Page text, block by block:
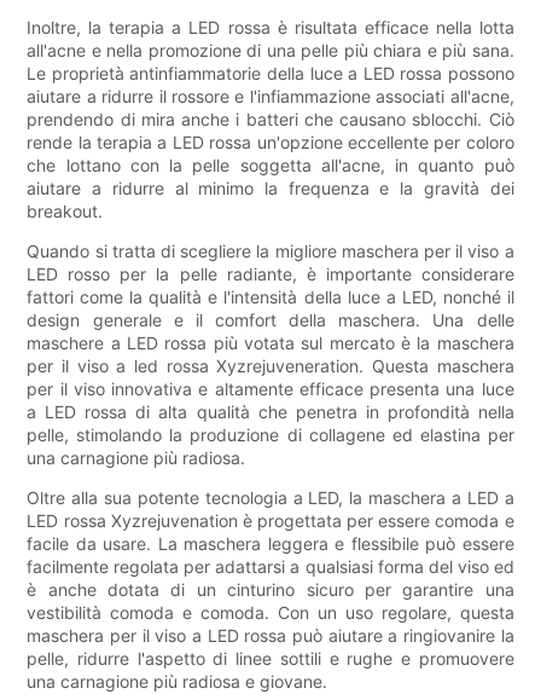
Inoltre, la terapia a LED rossa è risultata efficace nella lotta
all'acne e nella promozione di una pelle più chiara e più sana.
Le proprietà antinfiammatorie della luce a LED rossa possono
aiutare a ridurre il rossore e l'infiammazione associati all'acne,
prendendo di mira anche i batteri che causano sblocchi. Ciò
rende la terapia a LED rossa un'opzione eccellente per coloro
che lottano con la pelle soggetta all'acne, in quanto può
aiutare a ridurre al minimo la frequenza e la gravità dei
breakout.
Quando si tratta di scegliere la migliore maschera per il viso a
LED rosso per la pelle radiante, è importante considerare
fattori come la qualità e l'intensità della luce a LED, nonché il
design generale e il comfort della maschera. Una delle
maschere a LED rossa più votata sul mercato è la maschera
per il viso a led rossa Xyzrejuveneration. Questa maschera
per il viso innovativa e altamente efficace presenta una luce
a LED rossa di alta qualità che penetra in profondità nella
pelle, stimolando la produzione di collagene ed elastina per
una carnagione più radiosa.
Oltre alla sua potente tecnologia a LED, la maschera a LED a
LED rossa Xyzrejuvenation è progettata per essere comoda e
facile da usare. La maschera leggera e flessibile può essere
facilmente regolata per adattarsi a qualsiasi forma del viso ed
è anche dotata di un cinturino sicuro per garantire una
vestibilità comoda e comoda. Con un uso regolare, questa
maschera per il viso a LED rossa può aiutare a ringiovanire la
pelle, ridurre l'aspetto di linee sottili e rughe e promuovere
una carnagione più radiosa e giovane.